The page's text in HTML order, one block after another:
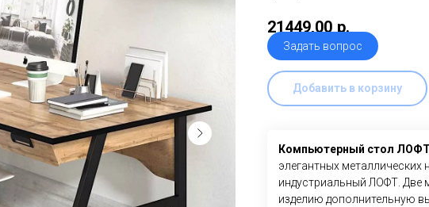
21449,00 р.
Задать вопрос
Добавить в корзину
Компьютерный стол ЛОФТ
элегантных
индустриальный ЛОФТ. Две
изделию дополнительную